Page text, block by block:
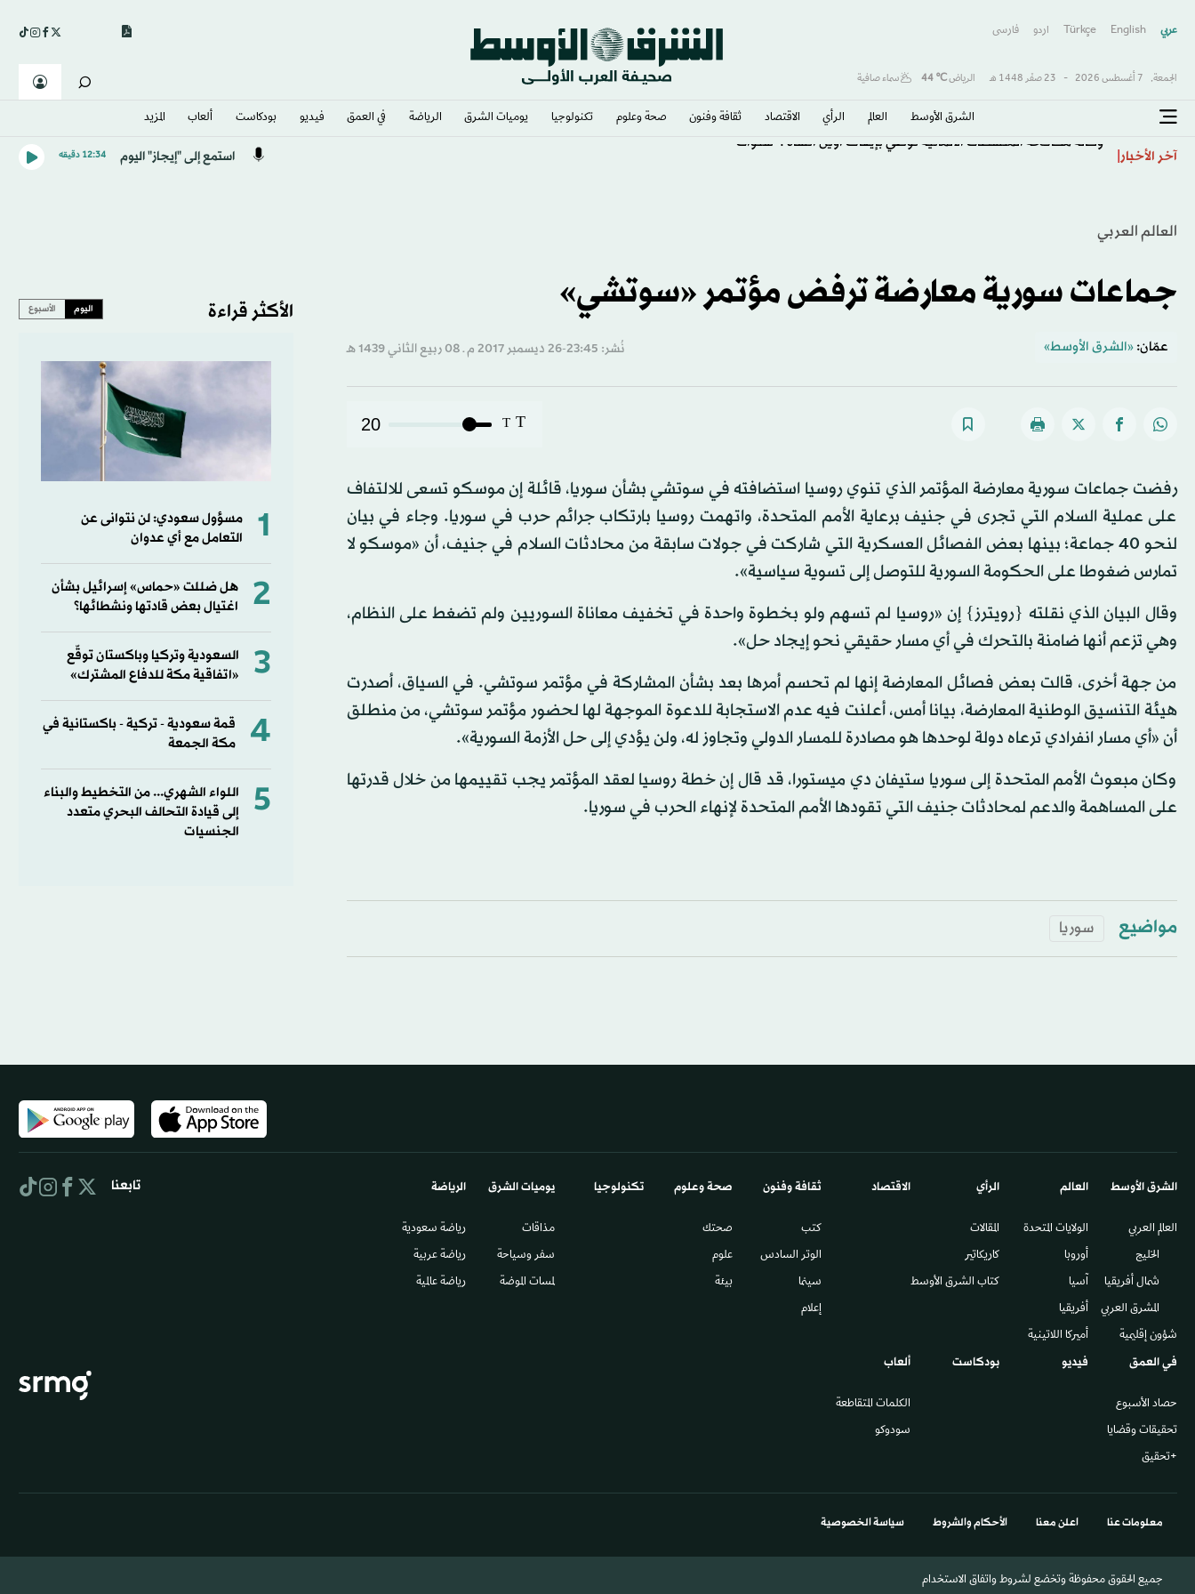
عربي English
Türkçe اردو فارسى
الجمعة, 7 أغسطس 2026 - 23 صفَر 1448 هـ الرياض℃
44 سماء صافية
الشرق الأوسط​ العالم الرأي الاقتصاد ثقافة وفنون صحة وعلوم تكنولوجيا يوميات الشرق​ الرياضة في العمق فيديو بودكاست ألعاب المزيد
آخر الأخبار وكالة مكافحة المنشطات الألمانية توصي بإيقاف أوين أنساه 4 سنوات استمع إلى "إيجاز" اليوم 12:34 دقيقه
العالم العربي
جماعات سورية معارضة ترفض مؤتمر «سوتشي»
عمّان: «الشرق الأوسط» نُشر: 23:45-26 ديسمبر 2017 م ـ 08 ربيع الثاني 1439 هـ
T
T
20
رفضت جماعات سورية معارضة المؤتمر الذي تنوي روسيا استضافته في سوتشي بشأن سوريا، قائلة إن موسكو تسعى للالتفاف
على عملية السلام التي تجرى في جنيف برعاية الأمم المتحدة، واتهمت روسيا بارتكاب جرائم حرب في سوريا. وجاء في بيان
لنحو 40 جماعة؛ بينها بعض الفصائل العسكرية التي شاركت في جولات سابقة من محادثات السلام في جنيف، أن «موسكو لا
تمارس ضغوطا على الحكومة السورية للتوصل إلى تسوية سياسية».
وقال البيان الذي نقلته {رويترز} إن «روسيا لم تسهم ولو بخطوة واحدة في تخفيف معاناة السوريين ولم تضغط على النظام،
وهي تزعم أنها ضامنة بالتحرك في أي مسار حقيقي نحو إيجاد حل».
من جهة أخرى، قالت بعض فصائل المعارضة إنها لم تحسم أمرها بعد بشأن المشاركة في مؤتمر سوتشي. في السياق، أصدرت
هيئة التنسيق الوطنية المعارضة، بيانا أمس، أعلنت فيه عدم الاستجابة للدعوة الموجهة لها لحضور مؤتمر سوتشي، من منطلق
أن «أي مسار انفرادي ترعاه دولة لوحدها هو مصادرة للمسار الدولي وتجاوز له، ولن يؤدي إلى حل الأزمة السورية».
وكان مبعوث الأمم المتحدة إلى سوريا ستيفان دي ميستورا، قد قال إن خطة روسيا لعقد المؤتمر يجب تقييمها من خلال قدرتها
على المساهمة والدعم لمحادثات جنيف التي تقودها الأمم المتحدة لإنهاء الحرب في سوريا.
مواضيع سوريا
الأكثر قراءة اليوم الأسبوع
1
مسؤول سعودي: لن نتوانى عن
التعامل مع أي عدوان
2
هل ضللت «حماس» إسرائيل بشأن
اغتيال بعض قادتها ونشطائها؟
3
السعودية وتركيا وباكستان توقّع
«اتفاقية مكة للدفاع المشترك»
4
قمة سعودية - تركية - باكستانية في
مكة الجمعة
5
اللواء الشهري... من التخطيط والبناء
إلى قيادة التحالف البحري متعدد
الجنسيات
الشرق الأوسط​
العالم العربي
الخليج
شمال أفريقيا
المشرق العربي
شؤون إقليمية
العالم
الولايات المتحدة
أوروبا
آسيا
أفريقيا
أميركا اللاتينية
الرأي
المقالات
كاريكاتير
كتاب الشرق الأوسط
الاقتصاد ثقافة وفنون
كتب
الوتر السادس​
سينما
إعلام
صحة وعلوم
صحتك
علوم
بيئة
تكنولوجيا يوميات الشرق​
مذاقات
سفر وسياحة
لمسات الموضة
الرياضة
رياضة سعودية
رياضة عربية
رياضة عالمية
في العمق
حصاد الأسبوع
تحقيقات وقضايا
+تحقيق
فيديو بودكاست ألعاب
الكلمات المتقاطعة
سودوكو
تابعنا
معلومات عنا اعلن معنا الأحكام والشروط سياسة الخصوصية
جميع الحقوق محفوظة وتخضع لشروط واتفاق الاستخدام